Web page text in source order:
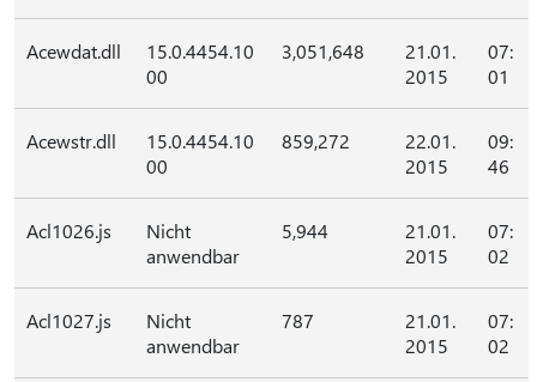
Acewdat.dll
15.0.4454.10
00
3,051,648
21.01.
2015
07:
01
Acewstr.dll
15.0.4454.10
00
859,272
22.01.
2015
09:
46
Acl1026.js
Nicht
anwendbar
5,944
21.01.
2015
07:
02
Acl1027.js
Nicht
anwendbar
787
21.01.
2015
07:
02